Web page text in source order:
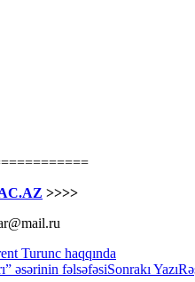
>>>>
Turunc haqqında
əsərinin fəlsəfəsiSonrakı Yazı